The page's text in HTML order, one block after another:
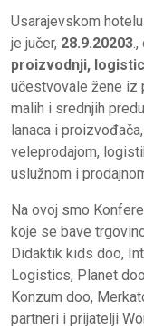
Usarajevskom hotelu
je jučer, 28.9.20203
proizvodnji,
učestvovale žene iz
malih i srednjih
lanaca i
veleprodajom,
uslužnom i
Na ovoj smo
koje se bave
Didaktik kids doo,
Logistics, Planet
Konzum doo,
partneri i prijatelji